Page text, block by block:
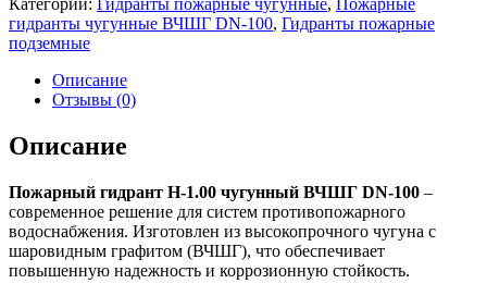
гидранты чугунные ВЧШГ DN-100, Гидранты пожарные
подземные
Описание
Отзывы (0)
Описание
Пожарный гидрант Н-1.00 чугунный ВЧШГ DN-100 –
современное решение для систем противопожарного
водоснабжения. Изготовлен из высокопрочного чугуна с
шаровидным графитом (ВЧШГ), что обеспечивает
повышенную надежность и коррозионную стойкость.